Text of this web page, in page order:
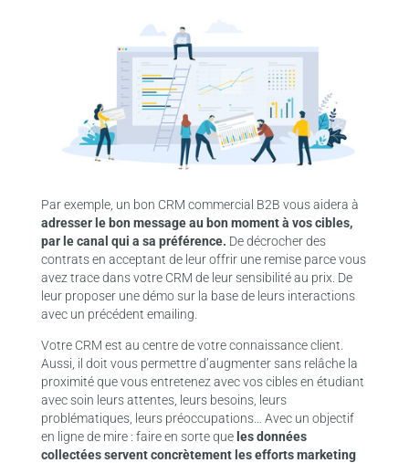
Par exemple, un bon CRM commercial B2B vous aidera à
adresser le bon message au bon moment à vos cibles,
par le canal qui a sa préférence. De décrocher des
contrats en acceptant de leur offrir une remise parce vous
avez trace dans votre CRM de leur sensibilité au prix. De
leur proposer une démo sur la base de leurs interactions
avec un précédent emailing.
Votre CRM est au centre de votre connaissance client.
Aussi, il doit vous permettre d’augmenter sans relâche la
proximité que vous entretenez avec vos cibles en étudiant
avec soin leurs attentes, leurs besoins, leurs
problématiques, leurs préoccupations… Avec un objectif
en ligne de mire : faire en sorte que les données
collectées servent concrètement les efforts marketing